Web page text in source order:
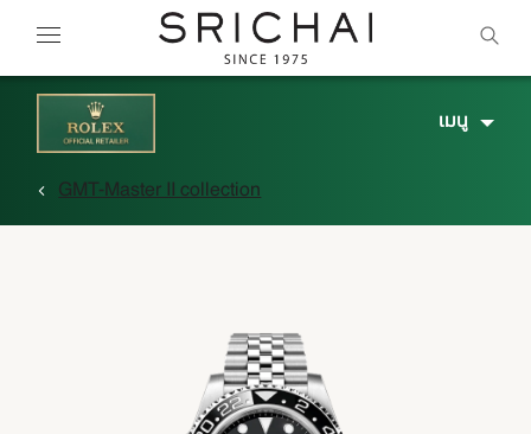
เมนู
GMT-Master II collection